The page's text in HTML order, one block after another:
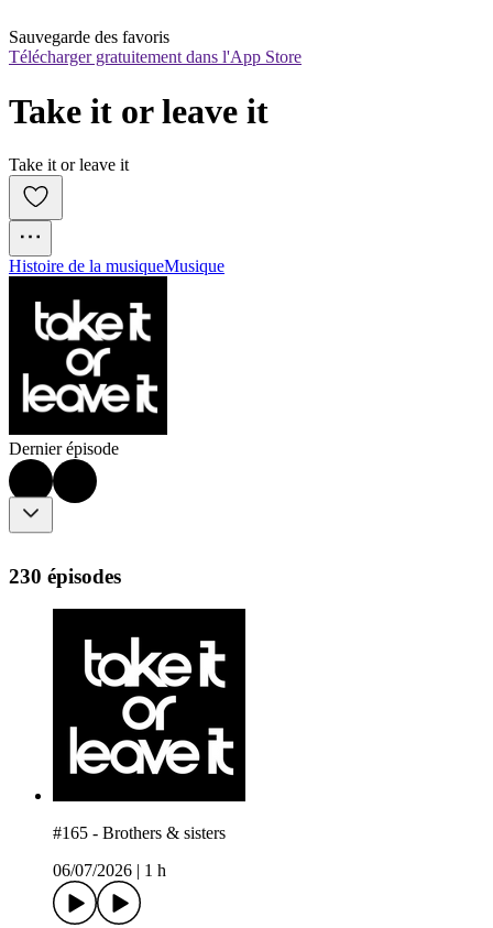
Sauvegarde des favoris
Télécharger gratuitement dans l'App Store
Take it or leave it
Take it or leave it
Histoire de la musiqueMusique
Dernier épisode
230 épisodes
#165 - Brothers & sisters
06/07/2026
1 h